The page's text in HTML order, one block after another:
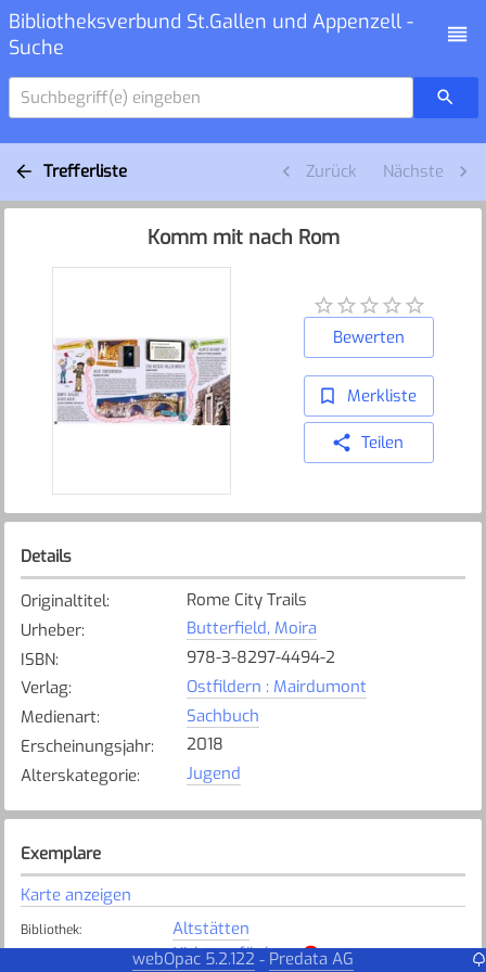
Bibliotheksverbund St.Gallen und Appenzell -
Suche
Suchbegriff(e) eingeben
Trefferliste Zurück Nächste
Komm mit nach Rom
Bewerten
Merkliste
Teilen
Details
Originaltitel:
Rome City Trails
Urheber:
Butterfield, Moira
ISBN:
978-3-8297-4494-2
Verlag:
Ostfildern : Mairdumont
Medienart:
Sachbuch
Erscheinungsjahr:
2018
Alterskategorie: Jugend
Exemplare
Karte anzeigen
Bibliothek: Altstätten
Nicht verfügbar
webOpac 5.2.122 - Predata AG